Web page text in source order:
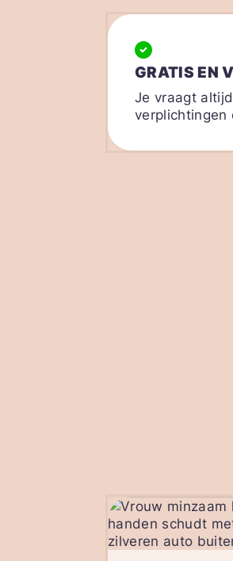
GRATIS EN
Je vraagt
verplichtingen